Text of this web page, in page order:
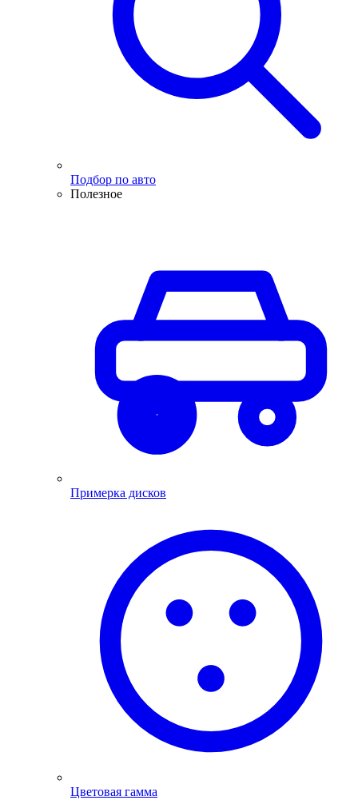
Подбор по авто
Полезное
Примерка дисков
Цветовая гамма